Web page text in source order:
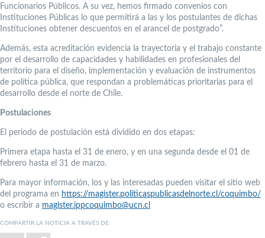
Funcionarios Públicos. A su vez, hemos firmado convenios con
Instituciones Públicas lo que permitirá a las y los postulantes de dichas
Instituciones obtener descuentos en el arancel de postgrado”.
Además, esta acreditación evidencia la trayectoria y el trabajo constante
por el desarrollo de capacidades y habilidades en profesionales del
territorio para el diseño, implementación y evaluación de instrumentos
de política pública, que respondan a problemáticas prioritarias para el
desarrollo desde el norte de Chile.
Postulaciones
El periodo de postulación está dividido en dos etapas:
Primera etapa hasta el 31 de enero, y en una segunda desde el 01 de
febrero hasta el 31 de marzo.
Para mayor información, los y las interesadas pueden visitar el sitio web
del programa en https://magister.politicaspublicasdelnorte.cl/coquimbo/
o escribir a magister.ippcoquimbo@ucn.cl
COMPARTIR LA NOTICIA A TRAVÉS DE: